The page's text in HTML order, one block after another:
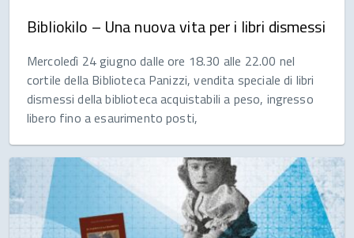
Bibliokilo – Una nuova vita per i libri dismessi
Mercoledì 24 giugno dalle ore 18.30 alle 22.00 nel
cortile della Biblioteca Panizzi, vendita speciale di libri
dismessi della biblioteca acquistabili a peso, ingresso
libero fino a esaurimento posti,